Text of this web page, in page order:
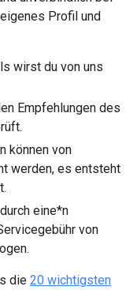
Profil und
wirst du von uns
Empfehlungen des
können von
werden, es entsteht
eine*n
von
die 20 wichtigsten